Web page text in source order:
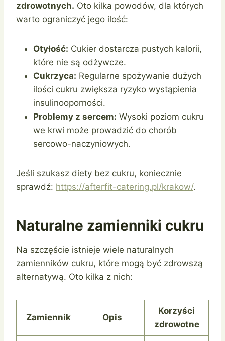
zdrowotnych. Oto kilka powodów, dla których
warto ograniczyć jego ilość:
Otyłość: Cukier dostarcza pustych kalorii,
które nie są odżywcze.
Cukrzyca: Regularne spożywanie dużych
ilości cukru zwiększa ryzyko wystąpienia
insulinooporności.
Problemy z sercem: Wysoki poziom cukru
we krwi może prowadzić do chorób
sercowo-naczyniowych.
Jeśli szukasz diety bez cukru, koniecznie
sprawdź: https://afterfit-catering.pl/krakow/.
Naturalne zamienniki cukru
Na szczęście istnieje wiele naturalnych
zamienników cukru, które mogą być zdrowszą
alternatywą. Oto kilka z nich:
Zamiennik Opis
Korzyści
zdrowotne